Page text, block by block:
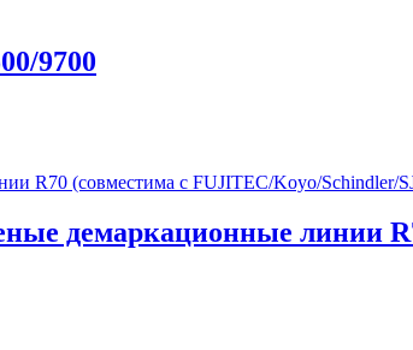
9700
демаркационные линии